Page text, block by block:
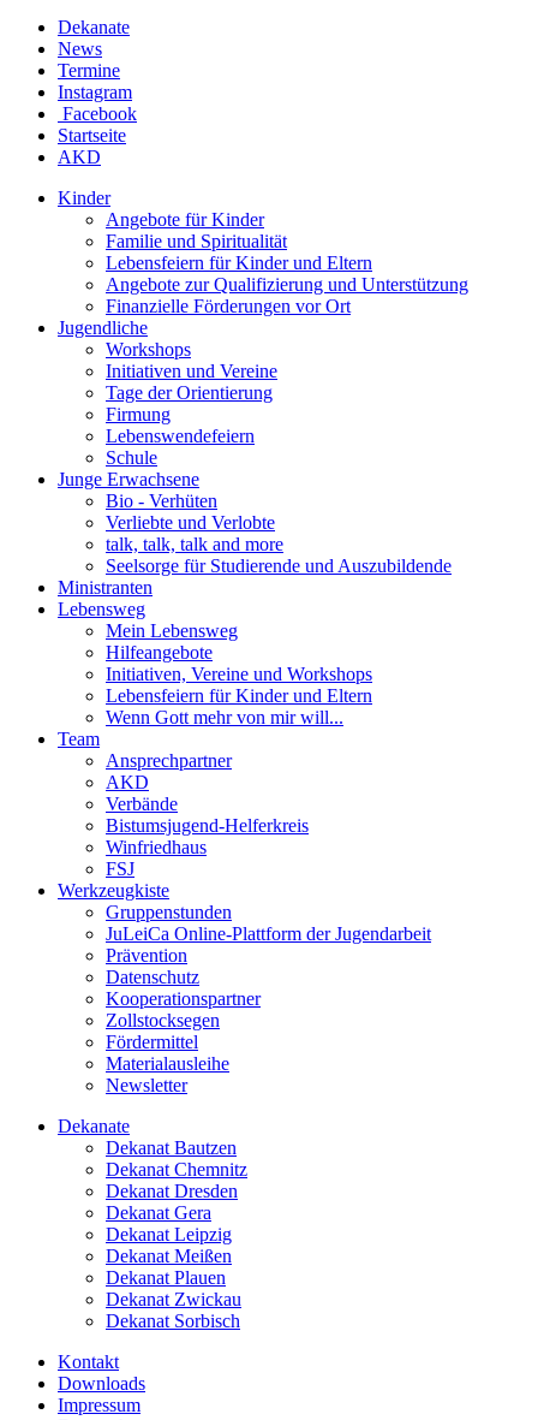
Dekanate
News
Termine
Instagram
Facebook
Startseite
AKD
Kinder
Angebote für Kinder
Familie und Spiritualität
Lebensfeiern für Kinder und Eltern
Angebote zur Qualifizierung und Unterstützung
Finanzielle Förderungen vor Ort
Jugendliche
Workshops
Initiativen und Vereine
Tage der Orientierung
Firmung
Lebenswendefeiern
Schule
Junge Erwachsene
Bio - Verhüten
Verliebte und Verlobte
talk, talk, talk and more
Seelsorge für Studierende und Auszubildende
Ministranten
Lebensweg
Mein Lebensweg
Hilfeangebote
Initiativen, Vereine und Workshops
Lebensfeiern für Kinder und Eltern
Wenn Gott mehr von mir will...
Team
Ansprechpartner
AKD
Verbände
Bistumsjugend-Helferkreis
Winfriedhaus
FSJ
Werkzeugkiste
Gruppenstunden
JuLeiCa Online-Plattform der Jugendarbeit
Prävention
Datenschutz
Kooperationspartner
Zollstocksegen
Fördermittel
Materialausleihe
Newsletter
Dekanate
Dekanat Bautzen
Dekanat Chemnitz
Dekanat Dresden
Dekanat Gera
Dekanat Leipzig
Dekanat Meißen
Dekanat Plauen
Dekanat Zwickau
Dekanat Sorbisch
Kontakt
Downloads
Impressum